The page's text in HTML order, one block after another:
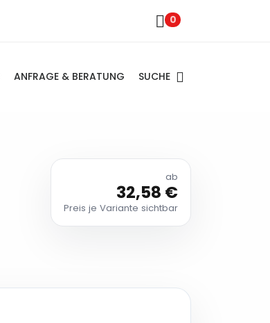
0
ANFRAGE & BERATUNG SUCHE
ab
32,58 €
Preis je Variante sichtbar